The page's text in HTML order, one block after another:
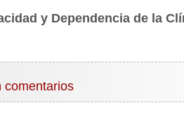
y Dependencia de la
comentarios